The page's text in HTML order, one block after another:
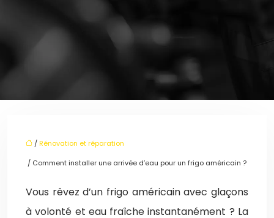
/Rénovation et réparation
/ Comment installer une arrivée d’eau pour un frigo américain ?
Vous rêvez d’un frigo américain avec glaçons
à volonté et eau fraîche instantanément ? La